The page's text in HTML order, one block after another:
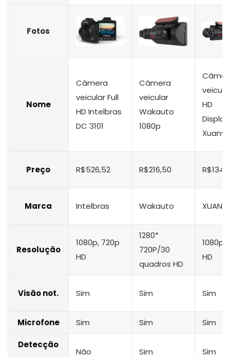
Fotos
Nome
Câmera
veicular Full
HD Intelbras
DC 3101
Câmera
veicular
Wakauto
1080p
HD
Display
Preço R$526,52 R$216,50
Marca Intelbras Wakauto
Resolução
1080p, 720p
HD
1280*
720P/30
quadros HD
1080p
HD
Visão not. Sim Sim Sim
Microfone Sim Sim Sim
Detecção
Não Sim Sim